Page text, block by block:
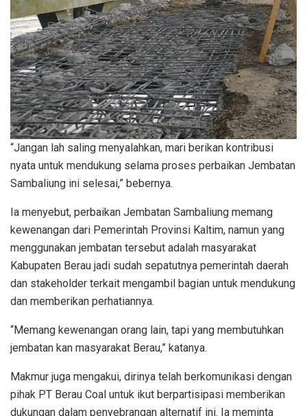
“Jangan lah saling menyalahkan, mari berikan kontribusi
nyata untuk mendukung selama proses perbaikan Jembatan
Sambaliung ini selesai,” bebernya.
Ia menyebut, perbaikan Jembatan Sambaliung memang
kewenangan dari Pemerintah Provinsi Kaltim, namun yang
menggunakan jembatan tersebut adalah masyarakat
Kabupaten Berau jadi sudah sepatutnya pemerintah daerah
dan stakeholder terkait mengambil bagian untuk mendukung
dan memberikan perhatiannya.
“Memang kewenangan orang lain, tapi yang membutuhkan
jembatan kan masyarakat Berau,” katanya.
Makmur juga mengakui, dirinya telah berkomunikasi dengan
pihak PT Berau Coal untuk ikut berpartisipasi memberikan
dukungan dalam penyebrangan alternatif ini. Ia meminta